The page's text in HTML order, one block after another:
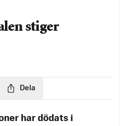
stiger
Dela
har dödats i